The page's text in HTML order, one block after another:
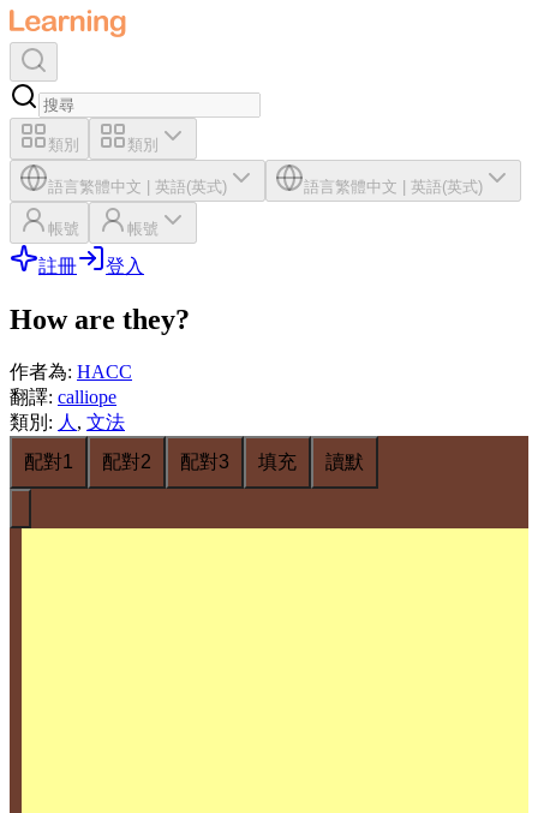
類別 類別
語言繁體中文 英語(英式) 語言繁體中文 英語(英式)
帳號 帳號
註冊 登入
How are they?
作者為: HACC
翻譯: calliope
類別 : 人 , 文法
配對1
配對2 配對3 填充 讀默